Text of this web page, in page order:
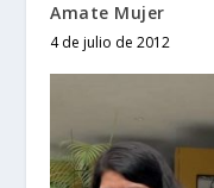
Amate Mujer
4 de julio de 2012